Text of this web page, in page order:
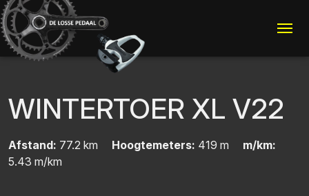
WINTERTOER XL V22
Afstand: 77.2 km Hoogtemeters: 419 m
m/km:
5.43 m/km